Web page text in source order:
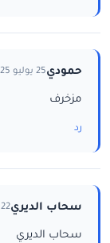
حمودي25 يوليو 2025
مزخرف
رد
سحاب الديري22 يوليو 2025
سحاب الديري